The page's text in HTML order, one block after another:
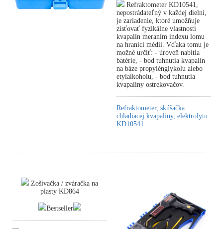
Refraktometer KD10541,
nepostrádateľný v každej dielni,
je zariadenie, ktoré umožňuje
zisťovať fyzikálne vlastnosti
kvapalín meraním indexu lomu
na hranici médií. Vďaka tomu je
možné určiť: - úroveň nabitia
batérie, - bod tuhnutia kvapalín
na báze propylénglykolu alebo
etylalkoholu, - bod tuhnutia
kvapaliny ostrekovačov.
Refraktometer, skúšačka
chladiacej kvapaliny, elektrolytu
KD10541
Zošívačka / zváračka na
plasty KD864
Bestseller